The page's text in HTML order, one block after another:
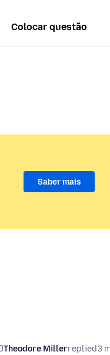
Colocar questão
Saber mais
Theodore Millerreplied3